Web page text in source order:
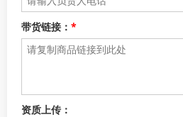
带货链接： *
资质上传：